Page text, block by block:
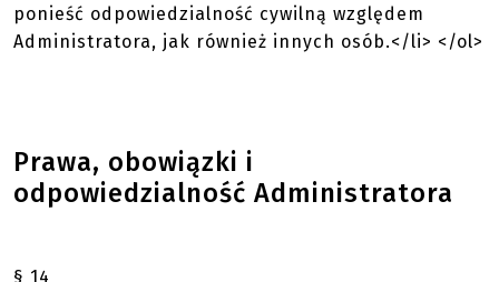
ponieść odpowiedzialność cywilną względem
Administratora, jak również innych osób.</li> </ol>
Prawa, obowiązki i
odpowiedzialność Administratora
§ 14